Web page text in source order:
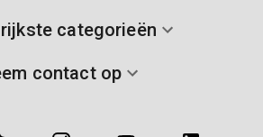
categorieën
contact op